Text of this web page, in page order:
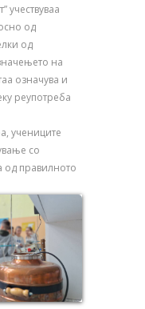
учествуваа
од
од
на
означува и
реупотреба
учениците
со
од правилното